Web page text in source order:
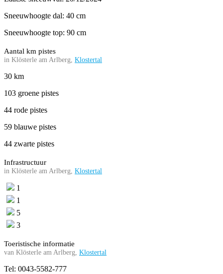
Sneeuwhoogte dal: 40 cm
Sneeuwhoogte top: 90 cm
Aantal km pistes
in Klösterle am Arlberg, Klostertal
30 km
103 groene pistes
44 rode pistes
59 blauwe pistes
44 zwarte pistes
Infrastructuur
in Klösterle am Arlberg, Klostertal
1
1
5
3
Toeristische informatie
van Klösterle am Arlberg, Klostertal
Tel: 0043-5582-777